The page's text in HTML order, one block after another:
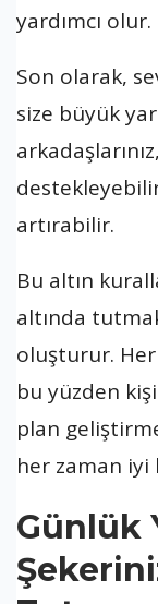
yardımcı olur.
Son olarak,
size büyük
artırabilir.
Bu altın
altında
oluşturur.
bu yüzden
plan
her zaman
Günlük